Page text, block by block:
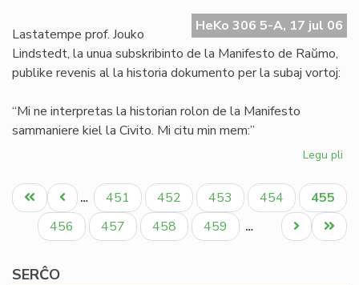
HeKo 306 5-A, 17 jul 06
Lastatempe prof. Jouko
Lindstedt, la unua subskribinto de la Manifesto de Raŭmo,
publike revenis al la historia dokumento per la subaj vortoj:
“Mi ne interpretas la historian rolon de la Manifesto
sammaniere kiel la Civito. Mi citu min mem:”
Legu pli
en
la
Pagination
Unua
paĝo
Antaŭa
paĝo
… Paĝo
451 Paĝo
452 Paĝo
453 Paĝo
454
Aktuala
paĝo
455
Paĝo
456 Paĝo
457 Paĝo
458 Paĝo
459 …
Last
page
Next
page
SERĈO